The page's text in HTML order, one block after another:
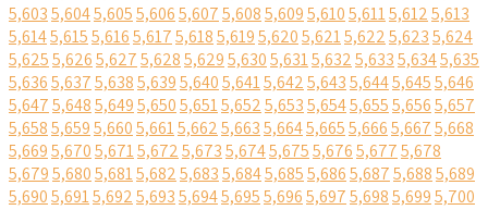
5,6035,6045,6055,6065,6075,6085,6095,6105,6115,6125,613
5,6145,6155,6165,6175,6185,6195,6205,6215,6225,6235,624
5,6255,6265,6275,6285,6295,6305,6315,6325,6335,6345,635
5,6365,6375,6385,6395,6405,6415,6425,6435,6445,6455,646
5,6475,6485,6495,6505,6515,6525,6535,6545,6555,6565,657
5,6585,6595,6605,6615,6625,6635,6645,6655,6665,6675,668
5,6695,6705,6715,6725,6735,6745,6755,6765,6775,678
5,6795,6805,6815,6825,6835,6845,6855,6865,6875,6885,689
5,6905,6915,6925,6935,6945,6955,6965,6975,6985,6995,700